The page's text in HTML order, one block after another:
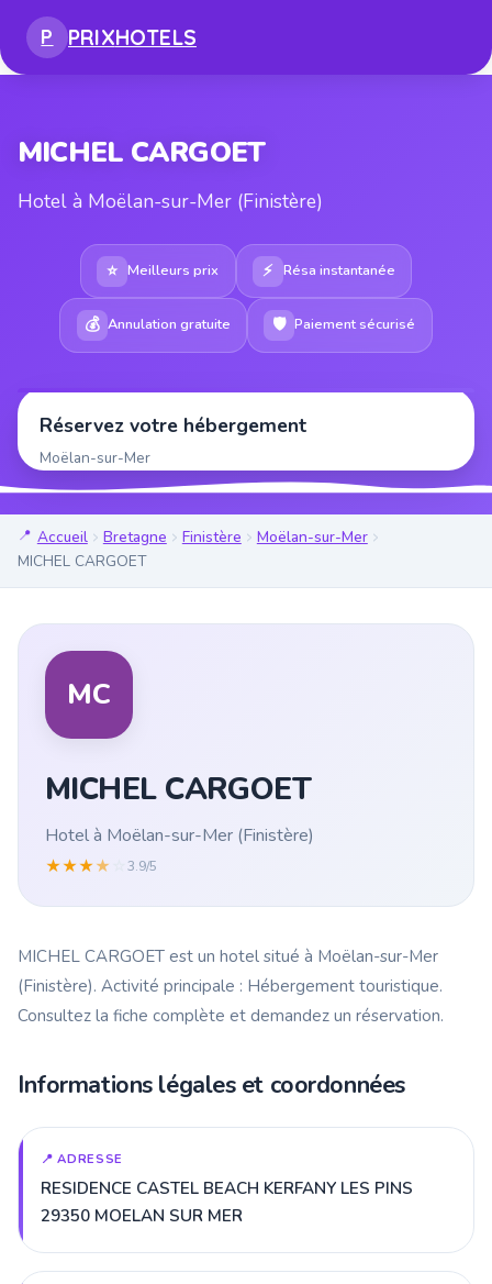
P PRIXHOTELS
MICHEL CARGOET
Hotel à Moëlan-sur-Mer (Finistère)
⭐ Meilleurs prix ⚡ Résa instantanée
💰 Annulation gratuite 🛡 Paiement sécurisé
Réservez votre hébergement
Moëlan-sur-Mer
Accueil Bretagne Finistère
Moëlan-sur-Mer
MICHEL CARGOET
MC
MICHEL CARGOET
Hotel à Moëlan-sur-Mer (Finistère)
★★★★ 3.9/5
MICHEL CARGOET est un hotel situé à Moëlan-sur-Mer
(Finistère). Activité principale : Hébergement touristique.
Consultez la fiche complète et demandez un réservation.
Informations légales et coordonnées
📍 ADRESSE
RESIDENCE CASTEL BEACH KERFANY LES PINS
29350 MOELAN SUR MER